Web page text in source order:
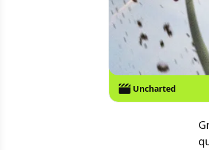
Uncharted